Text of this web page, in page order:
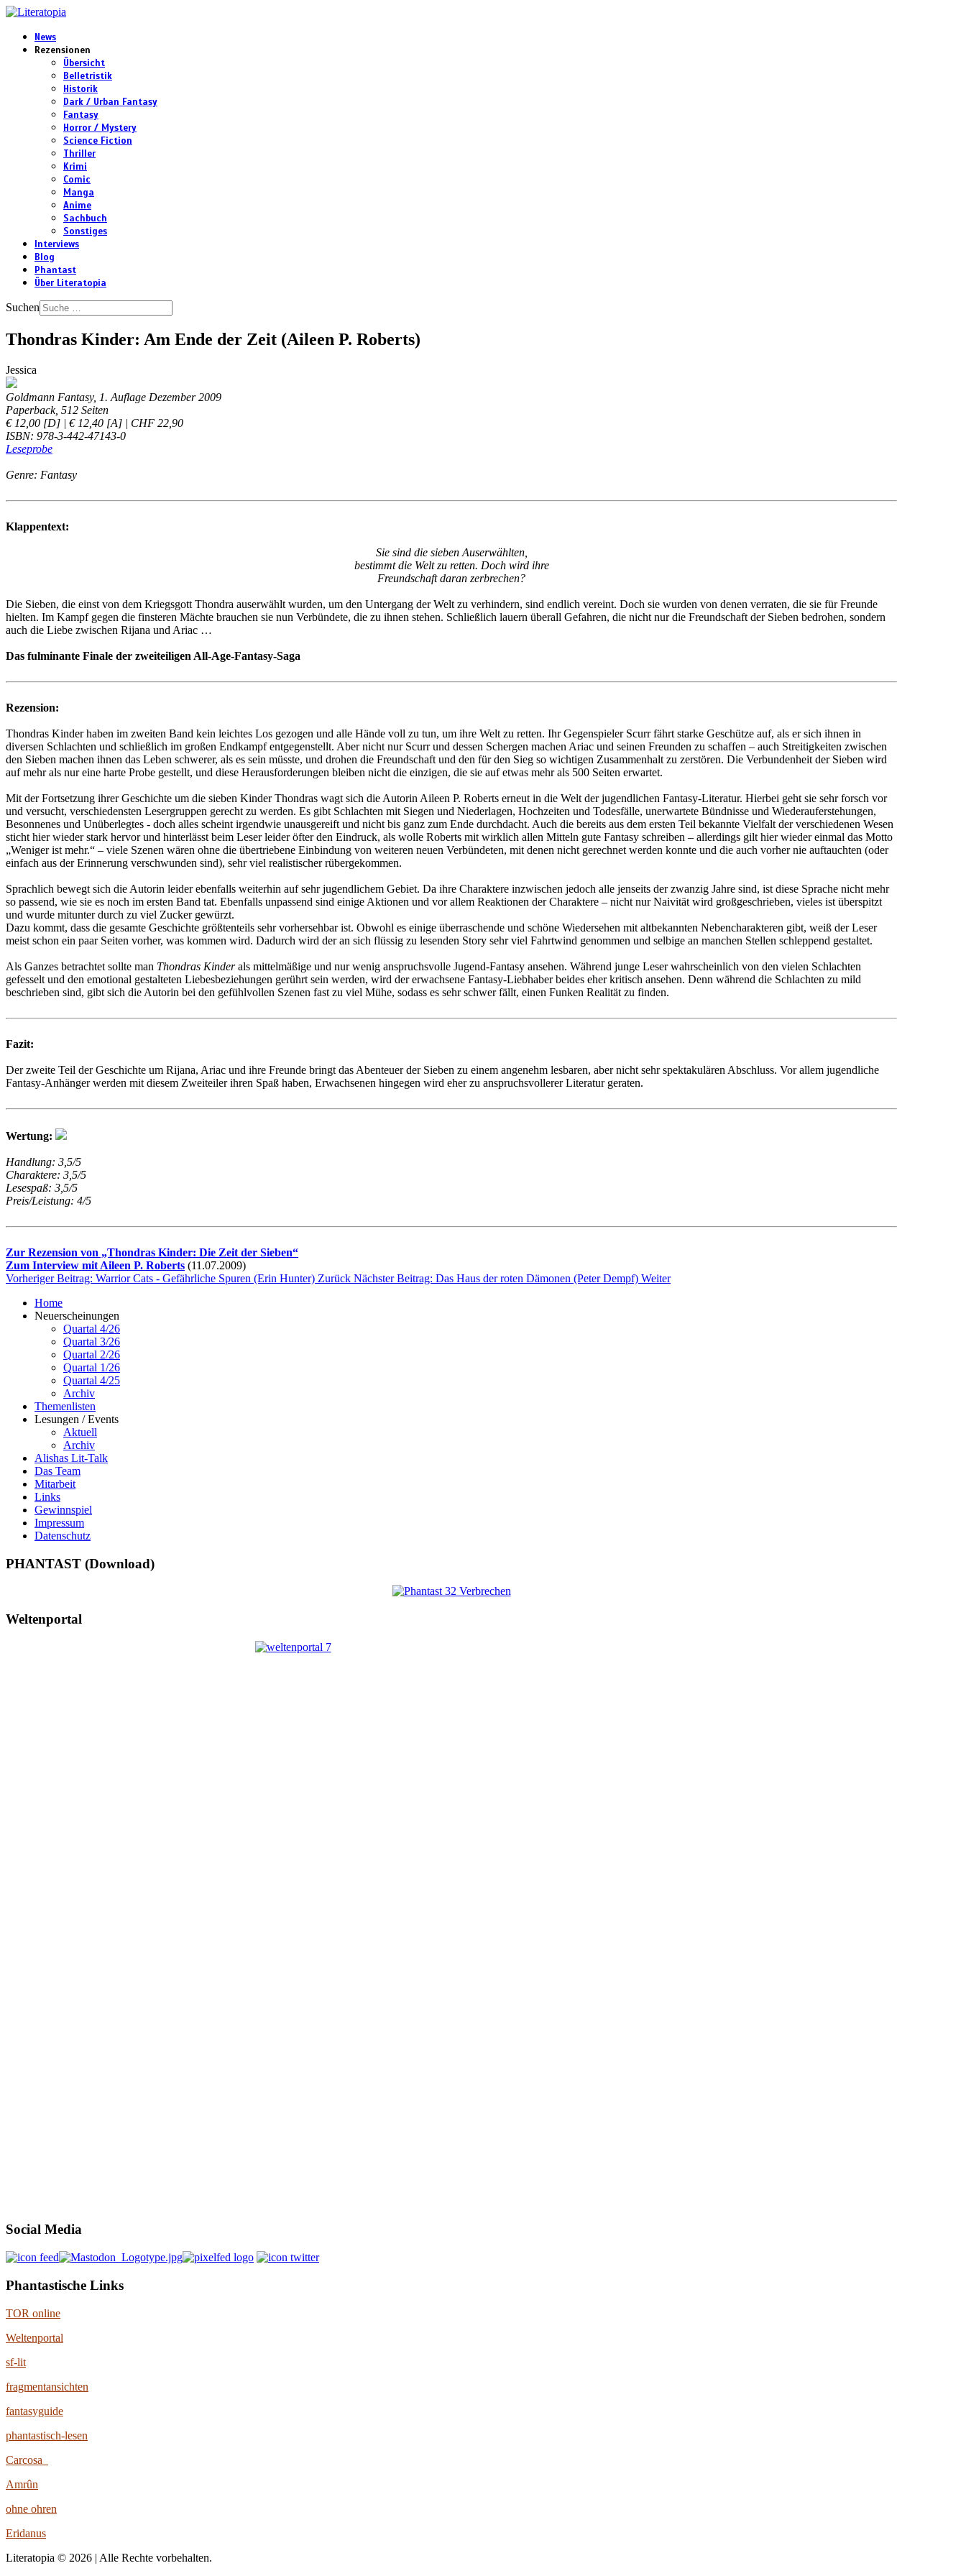
News
Rezensionen
Übersicht
Belletristik
Historik
Dark / Urban Fantasy
Fantasy
Horror / Mystery
Science Fiction
Thriller
Krimi
Comic
Manga
Anime
Sachbuch
Sonstiges
Interviews
Blog
Phantast
Über Literatopia
Suchen
Thondras Kinder: Am Ende der Zeit (Aileen P. Roberts)
Jessica
Goldmann Fantasy, 1. Auflage Dezember 2009
Paperback, 512 Seiten
€ 12,00 [D] | € 12,40 [A] | CHF 22,90
ISBN: 978-3-442-47143-0
Leseprobe
Genre: Fantasy
Klappentext:
Sie sind die sieben Auserwählten,
bestimmt die Welt zu retten. Doch wird ihre
Freundschaft daran zerbrechen?
Die Sieben, die einst von dem Kriegsgott Thondra auserwählt wurden, um den Untergang der Welt zu verhindern, sind endlich vereint. Doch sie wurden von denen verraten, die sie für Freunde
hielten. Im Kampf gegen die finsteren Mächte brauchen sie nun Verbündete, die zu ihnen stehen. Schließlich lauern überall Gefahren, die nicht nur die Freundschaft der Sieben bedrohen, sondern
auch die Liebe zwischen Rijana und Ariac …
Das fulminante Finale der zweiteiligen All-Age-Fantasy-Saga
Rezension:
Thondras Kinder haben im zweiten Band kein leichtes Los gezogen und alle Hände voll zu tun, um ihre Welt zu retten. Ihr Gegenspieler Scurr fährt starke Geschütze auf, als er sich ihnen in
diversen Schlachten und schließlich im großen Endkampf entgegenstellt. Aber nicht nur Scurr und dessen Schergen machen Ariac und seinen Freunden zu schaffen – auch Streitigkeiten zwischen
den Sieben machen ihnen das Leben schwerer, als es sein müsste, und drohen die Freundschaft und den für den Sieg so wichtigen Zusammenhalt zu zerstören. Die Verbundenheit der Sieben wird
auf mehr als nur eine harte Probe gestellt, und diese Herausforderungen bleiben nicht die einzigen, die sie auf etwas mehr als 500 Seiten erwartet.
Mit der Fortsetzung ihrer Geschichte um die sieben Kinder Thondras wagt sich die Autorin Aileen P. Roberts erneut in die Welt der jugendlichen Fantasy-Literatur. Hierbei geht sie sehr forsch vor
und versucht, verschiedensten Lesergruppen gerecht zu werden. Es gibt Schlachten mit Siegen und Niederlagen, Hochzeiten und Todesfälle, unerwartete Bündnisse und Wiederauferstehungen,
Besonnenes und Unüberlegtes - doch alles scheint irgendwie unausgereift und nicht bis ganz zum Ende durchdacht. Auch die bereits aus dem ersten Teil bekannte Vielfalt der verschiedenen Wesen
sticht hier wieder stark hervor und hinterlässt beim Leser leider öfter den Eindruck, als wolle Roberts mit wirklich allen Mitteln gute Fantasy schreiben – allerdings gilt hier wieder einmal das Motto
„Weniger ist mehr.“ – viele Szenen wären ohne die übertriebene Einbindung von weiteren neuen Verbündeten, mit denen nicht gerechnet werden konnte und die auch vorher nie auftauchten (oder
einfach aus der Erinnerung verschwunden sind), sehr viel realistischer rübergekommen.
Sprachlich bewegt sich die Autorin leider ebenfalls weiterhin auf sehr jugendlichem Gebiet. Da ihre Charaktere inzwischen jedoch alle jenseits der zwanzig Jahre sind, ist diese Sprache nicht mehr
so passend, wie sie es noch im ersten Band tat. Ebenfalls unpassend sind einige Aktionen und vor allem Reaktionen der Charaktere – nicht nur Naivität wird großgeschrieben, vieles ist überspitzt
und wurde mitunter durch zu viel Zucker gewürzt.
Dazu kommt, dass die gesamte Geschichte größtenteils sehr vorhersehbar ist. Obwohl es einige überraschende und schöne Wiedersehen mit altbekannten Nebencharakteren gibt, weiß der Leser
meist schon ein paar Seiten vorher, was kommen wird. Dadurch wird der an sich flüssig zu lesenden Story sehr viel Fahrtwind genommen und selbige an manchen Stellen schleppend gestaltet.
Als Ganzes betrachtet sollte man Thondras Kinderals mittelmäßige und nur wenig anspruchsvolle Jugend-Fantasy ansehen. Während junge Leser wahrscheinlich von den vielen Schlachten
gefesselt und den emotional gestalteten Liebesbeziehungen gerührt sein werden, wird der erwachsene Fantasy-Liebhaber beides eher kritisch ansehen. Denn während die Schlachten zu mild
beschrieben sind, gibt sich die Autorin bei den gefühlvollen Szenen fast zu viel Mühe, sodass es sehr schwer fällt, einen Funken Realität zu finden.
Fazit:
Der zweite Teil der Geschichte um Rijana, Ariac und ihre Freunde bringt das Abenteuer der Sieben zu einem angenehm lesbaren, aber nicht sehr spektakulären Abschluss. Vor allem jugendliche
Fantasy-Anhänger werden mit diesem Zweiteiler ihren Spaß haben, Erwachsenen hingegen wird eher zu anspruchsvollerer Literatur geraten.
Wertung:
Handlung: 3,5/5
Charaktere: 3,5/5
Lesespaß: 3,5/5
Preis/Leistung: 4/5
Zur Rezension von „Thondras Kinder: Die Zeit der Sieben“
Zum Interview mit Aileen P. Roberts (11.07.2009)
Vorheriger Beitrag: Warrior Cats - Gefährliche Spuren (Erin Hunter) Zurück Nächster Beitrag: Das Haus der roten Dämonen (Peter Dempf) Weiter
Home
Neuerscheinungen
Quartal 4/26
Quartal 3/26
Quartal 2/26
Quartal 1/26
Quartal 4/25
Archiv
Themenlisten
Lesungen / Events
Aktuell
Archiv
Alishas Lit-Talk
Das Team
Mitarbeit
Links
Gewinnspiel
Impressum
Datenschutz
PHANTAST (Download)
Weltenportal
Social Media
Phantastische Links
TOR online
Weltenportal
sf-lit
fragmentansichten
fantasyguide
phantastisch-lesen
Carcosa
Amrûn
ohne ohren
Eridanus
Literatopia © 2026 | Alle Rechte vorbehalten.